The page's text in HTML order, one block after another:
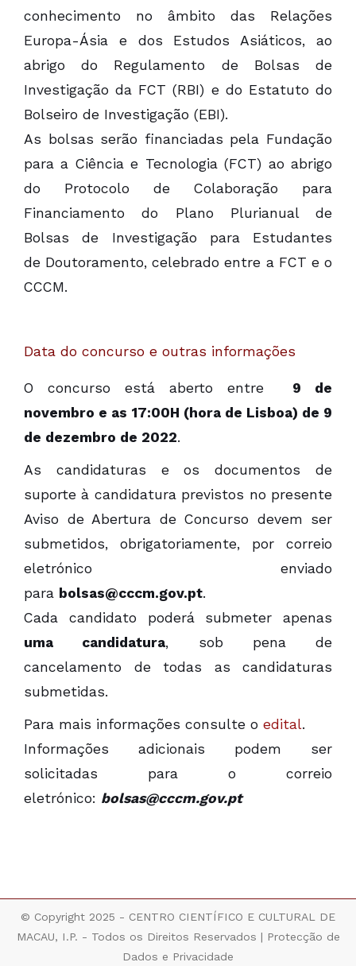
conhecimento no âmbito das Relações
Europa-Ásia e dos Estudos Asiáticos, ao
abrigo do Regulamento de Bolsas de
Investigação da FCT (RBI) e do Estatuto do
Bolseiro de Investigação (EBI).
As bolsas serão financiadas pela Fundação
para a Ciência e Tecnologia (FCT) ao abrigo
do Protocolo de Colaboração para
Financiamento do Plano Plurianual de
Bolsas de Investigação para Estudantes
de Doutoramento, celebrado entre a FCT e o
CCCM.
Data do concurso e outras informações
O concurso está aberto entre 9 de
novembro e as 17:00H (hora de Lisboa) de 9
de dezembro de 2022.
As candidaturas e os documentos de
suporte à candidatura previstos no presente
Aviso de Abertura de Concurso devem ser
submetidos, obrigatoriamente, por correio
eletrónico enviado
para bolsas@cccm.gov.pt.
Cada candidato poderá submeter apenas
uma candidatura, sob pena de
cancelamento de todas as candidaturas
submetidas.
Para mais informações consulte o edital.
Informações adicionais podem ser
solicitadas para o correio
eletrónico: bolsas@cccm.gov.pt
© Copyright 2025 - CENTRO CIENTÍFICO E CULTURAL DE
MACAU, I.P. - Todos os Direitos Reservados | Protecção de
Dados e Privacidade